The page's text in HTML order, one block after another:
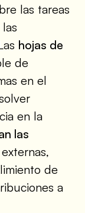
las tareas
hojas de
de
en el
en la
las
de
a